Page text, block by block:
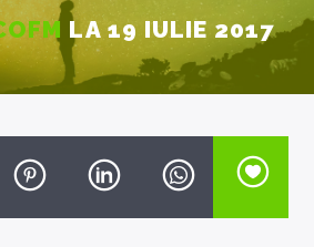
ASCULTI
LA 19 IULIE 2017